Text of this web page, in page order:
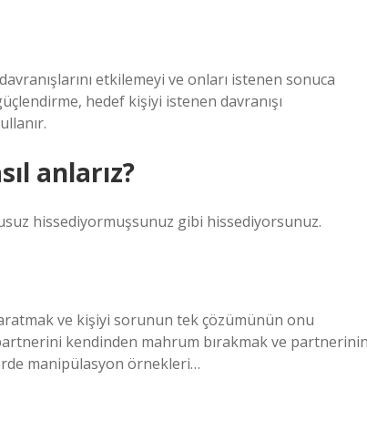
etkilemeyi ve onları istenen sonuca
hedef kişiyi istenen davranışı
anlarız?
hissediyormuşsunuz gibi hissediyorsunuz.
ve kişiyi sorunun tek çözümünün onu
kendinden mahrum bırakmak ve
manipülasyon örnekleri…